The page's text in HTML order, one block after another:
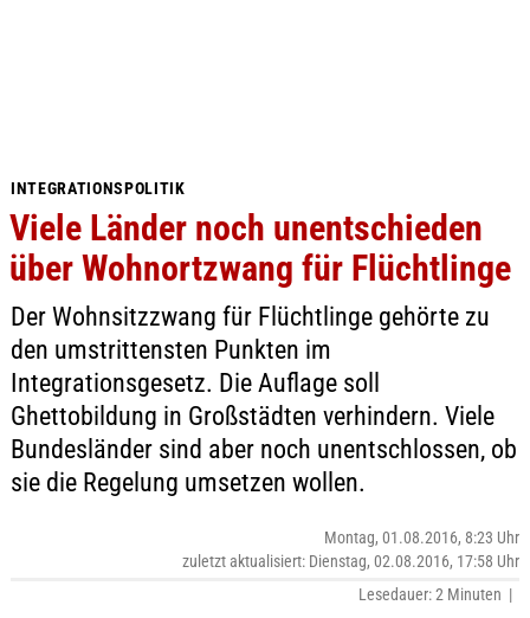
INTEGRATIONSPOLITIK
Viele Länder noch unentschieden
über Wohnortzwang für Flüchtlinge
Der Wohnsitzzwang für Flüchtlinge gehörte zu
den umstrittensten Punkten im
Integrationsgesetz. Die Auflage soll
Ghettobildung in Großstädten verhindern. Viele
Bundesländer sind aber noch unentschlossen, ob
sie die Regelung umsetzen wollen.
Montag, 01.08.2016, 8:23 Uhr
zuletzt aktualisiert: Dienstag, 02.08.2016, 17:58 Uhr
Lesedauer: 2 Minuten |